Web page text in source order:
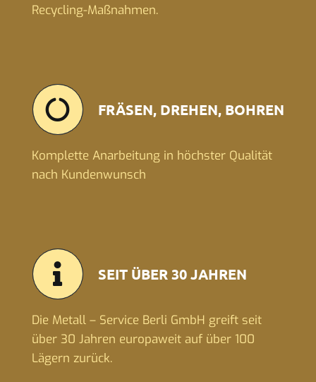
Recycling-Maßnahmen.
FRÄSEN, DREHEN, BOHREN
Komplette Anarbeitung in höchster Qualität
nach Kundenwunsch
SEIT ÜBER 30 JAHREN
Die Metall – Service Berli GmbH greift seit
über 30 Jahren europaweit auf über 100
Lägern zurück.